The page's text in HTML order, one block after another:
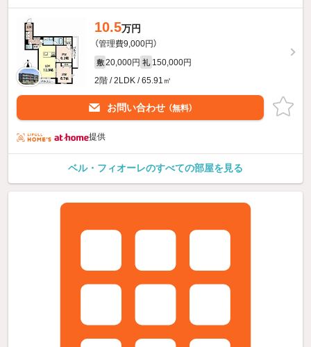
10.5万円
（管理費9,000円）
敷 20,000円 礼 150,000円
2階 / 2LDK / 65.91㎡
お問い合わせ （無料）
提供
ベル・フィオーレのすべての部屋を見る